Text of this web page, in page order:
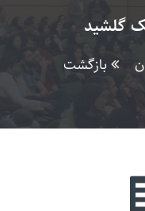
گلشید
بازگشت